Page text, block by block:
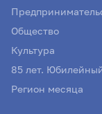
Общество
Культура
85 лет.
Регион месяца